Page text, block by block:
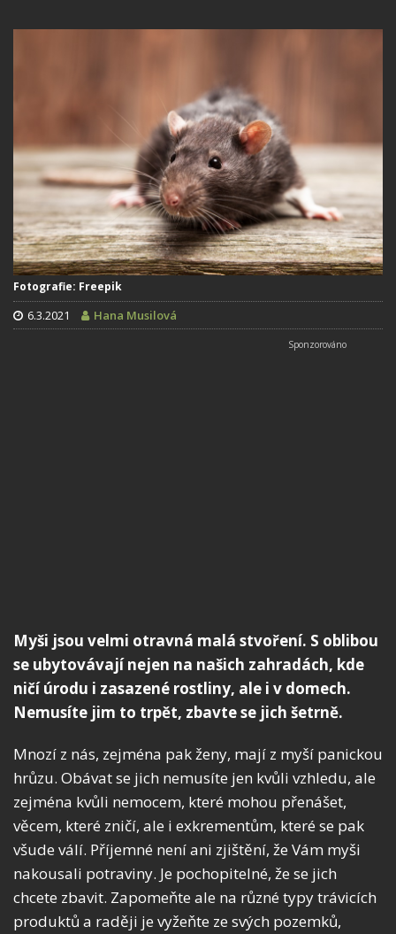
Fotografie: Freepik
6.3.2021 Hana Musilová
Myši jsou velmi otravná malá stvoření. S oblibou
se ubytovávají nejen na našich zahradách, kde
ničí úrodu i zasazené rostliny, ale i v domech.
Nemusíte jim to trpět, zbavte se jich šetrně.
Mnozí z nás, zejména pak ženy, mají z myší panickou
hrůzu. Obávat se jich nemusíte jen kvůli vzhledu, ale
zejména kvůli nemocem, které mohou přenášet,
věcem, které zničí, ale i exkrementům, které se pak
všude válí. Příjemné není ani zjištění, že Vám myši
nakousali potraviny. Je pochopitelné, že se jich
chcete zbavit. Zapomeňte ale na různé typy trávicích
produktů a raději je vyžeňte ze svých pozemků,